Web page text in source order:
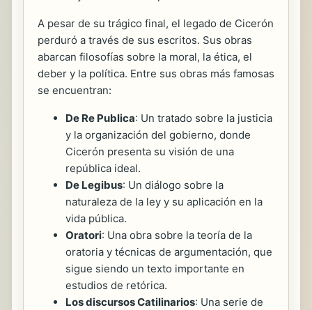
A pesar de su trágico final, el legado de Cicerón
perduró a través de sus escritos. Sus obras
abarcan filosofías sobre la moral, la ética, el
deber y la política. Entre sus obras más famosas
se encuentran:
De Re Publica: Un tratado sobre la justicia
y la organización del gobierno, donde
Cicerón presenta su visión de una
república ideal.
De Legibus: Un diálogo sobre la
naturaleza de la ley y su aplicación en la
vida pública.
Oratori: Una obra sobre la teoría de la
oratoria y técnicas de argumentación, que
sigue siendo un texto importante en
estudios de retórica.
Los discursos Catilinarios: Una serie de